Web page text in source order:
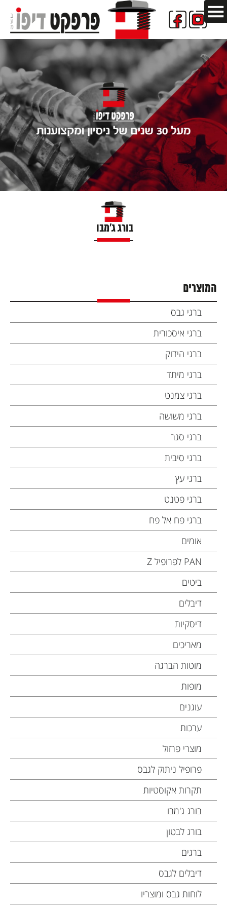
בורג ג'מבו
המוצרים
ברגי גבס
ברגי איסכורית
ברגי הידוק
ברגי מיתד
ברגי צמנט
ברגי משושה
ברגי סגר
ברגי סיבית
ברגי עץ
ברגי פטנט
ברגי פח אל פח
אומים
PAN לפרופיל Z
ביטים
דיבלים
דיסקיות
מאריכים
מוטות הברגה
מופות
עוגנים
ערכות
מוצרי פרזול
פרופיל ניתוק לגבס
תקרות אקוסטיות
בורג ג'מבו
בורג לבטון
ברגים
דיבלים לגבס
לוחות גבס ומוצריו